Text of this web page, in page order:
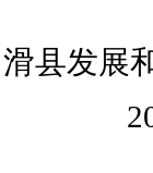
发展和